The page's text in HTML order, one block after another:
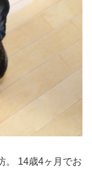
。 14歳4ヶ月でお